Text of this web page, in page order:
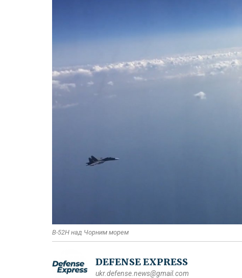
B-52H над Чорним морем
DEFENSE EXPRESS
ukr.defense.news@gmail.com